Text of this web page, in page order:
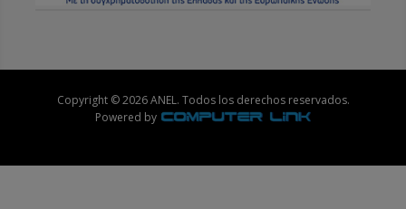
Copyright © 2026 ANEL. Todos los derechos reservados.
Powered by